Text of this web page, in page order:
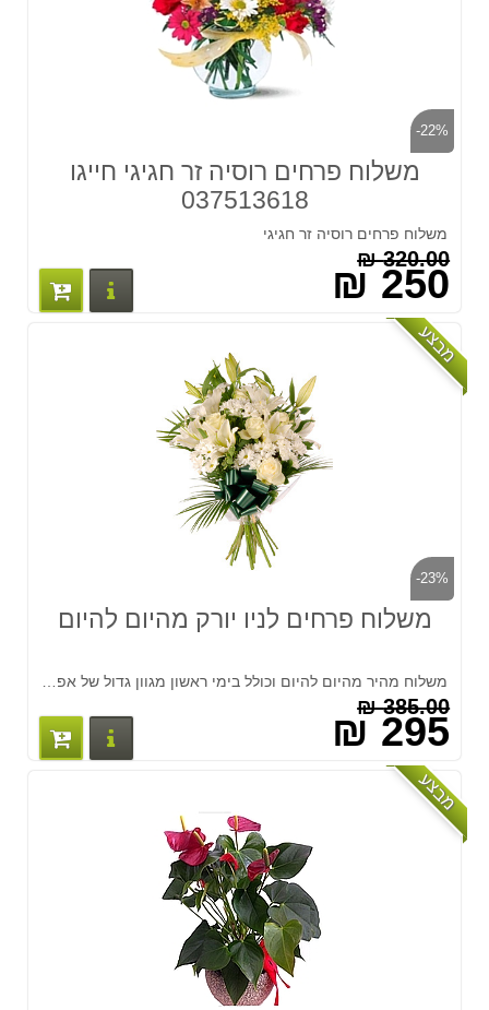
-22%
משלוח פרחים רוסיה זר חגיגי חייגו
037513618
משלוח פרחים רוסיה זר חגיגי
320.00 ₪
250 ₪ פרטים
מבצע
-23%
משלוח פרחים לניו יורק מהיום להיום
385.00 ₪
295 ₪ פרטים
מבצע